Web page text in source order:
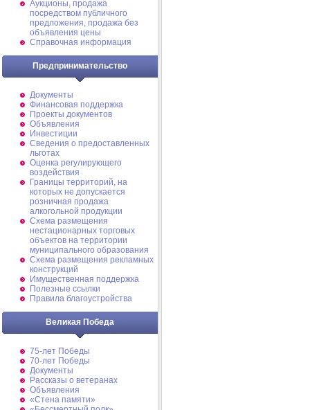
Аукционы, продажа
посредством публичного
предложения, продажа без
объявления цены
Справочная информация
Предпринимательство
Документы
Финансовая поддержка
Проекты документов
Объявления
Инвестиции
Сведения о предоставленных
льготах
Оценка регулирующего
воздействия
Границы территорий, на
которых не допускается
розничная продажа
алкогольной продукции
Схема размещения
нестационарных торговых
объектов на территории
муниципального образования
Схема размещения рекламных
конструкций
Имущественная поддержка
Полезные ссылки
Правила благоустройства
Великая Победа
75-лет Победы
70-лет Победы
Документы
Рассказы о ветеранах
Объявления
«Стена памяти»